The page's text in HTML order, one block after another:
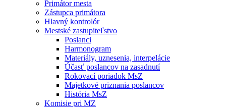
Primátor mesta
Zástupca primátora
Hlavný kontrolór
Mestské zastupiteľstvo
Poslanci
Harmonogram
Materiály, uznesenia, interpelácie
Účasť poslancov na zasadnutí
Rokovací poriadok MsZ
Majetkové priznania poslancov
História MsZ
Komisie pri MZ